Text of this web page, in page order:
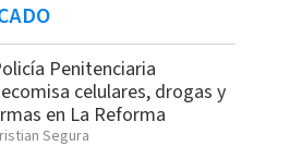
Penitenciaria
celulares, drogas y
en La Reforma
Segura